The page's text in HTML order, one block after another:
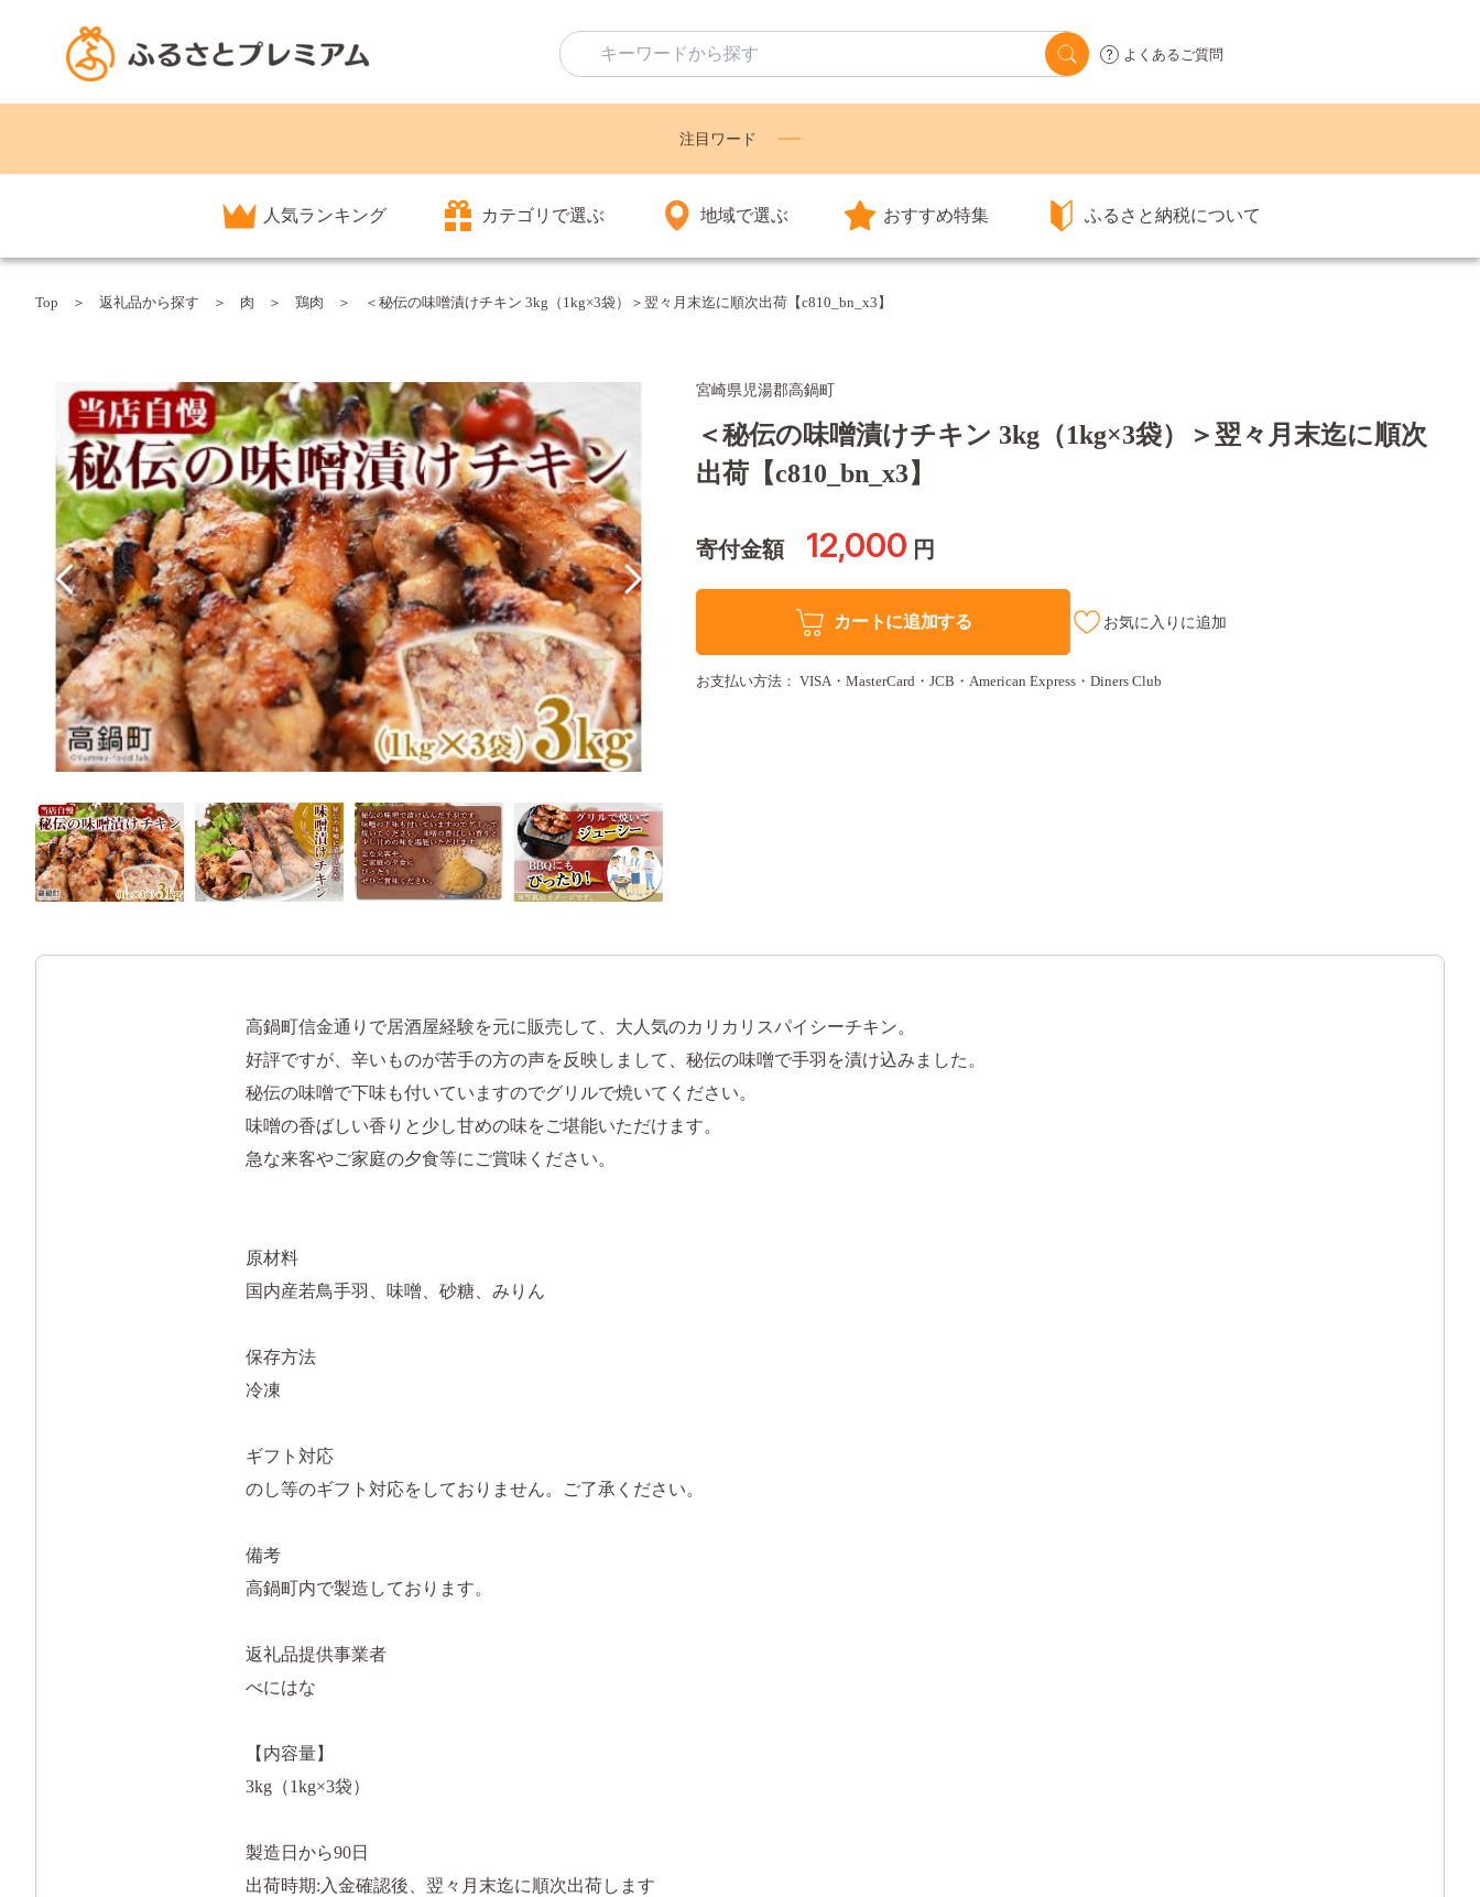
よくあるご質問
注目ワード
人気ランキング カテゴリで選ぶ 地域で選ぶ おすすめ特集 ふるさと納税について
Top 返礼品から探す 肉 鶏肉 ＜秘伝の味噌漬けチキン 3kg（1kg×3袋）＞翌々月末迄に順次出荷【c810_bn_x3】
宮崎県児湯郡高鍋町
＜秘伝の味噌漬けチキン 3kg（1kg×3袋）＞翌々月末迄に順次
出荷【c810_bn_x3】
寄付金額 12,000 円
カートに追加する お気に入りに追加
お支払い方法： VISA・MasterCard・JCB・American Express・Diners Club
高鍋町信金通りで居酒屋経験を元に販売して、大人気のカリカリスパイシーチキン。
好評ですが、辛いものが苦手の方の声を反映しまして、秘伝の味噌で手羽を漬け込みました。
秘伝の味噌で下味も付いていますのでグリルで焼いてください。
味噌の香ばしい香りと少し甘めの味をご堪能いただけます。
急な来客やご家庭の夕食等にご賞味ください。
原材料
国内産若鳥手羽、味噌、砂糖、みりん
保存方法
冷凍
ギフト対応
のし等のギフト対応をしておりません。ご了承ください。
備考
高鍋町内で製造しております。
返礼品提供事業者
べにはな
【内容量】
3kg（1kg×3袋）
製造日から90日
出荷時期:入金確認後、翌々月末迄に順次出荷します